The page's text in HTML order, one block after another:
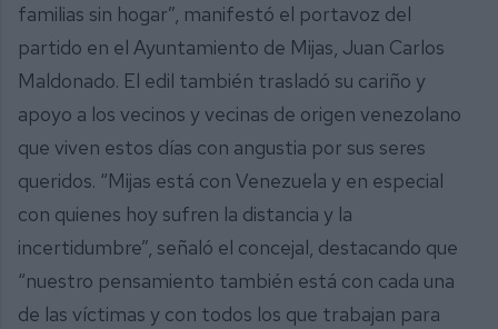
familias sin hogar”, manifestó el portavoz del
partido en el Ayuntamiento de Mijas, Juan Carlos
Maldonado. El edil también trasladó su cariño y
apoyo a los vecinos y vecinas de origen venezolano
que viven estos días con angustia por sus seres
queridos. “Mijas está con Venezuela y en especial
con quienes hoy sufren la distancia y la
incertidumbre”, señaló el concejal, destacando que
“nuestro pensamiento también está con cada una
de las víctimas y con todos los que trabajan para